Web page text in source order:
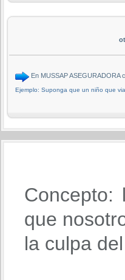
En MUSSAP
Ejemplo: Suponga que un niño que
que
la culpa